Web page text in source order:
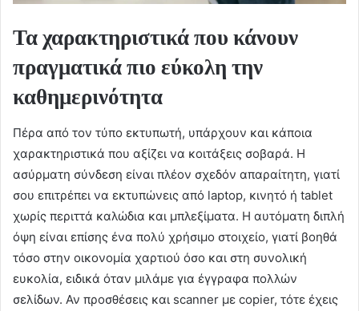
Τα χαρακτηριστικά που κάνουν
πραγματικά πιο εύκολη την
καθημερινότητα
Πέρα από τον τύπο εκτυπωτή, υπάρχουν και κάποια
χαρακτηριστικά που αξίζει να κοιτάξεις σοβαρά. Η
ασύρματη σύνδεση είναι πλέον σχεδόν απαραίτητη, γιατί
σου επιτρέπει να εκτυπώνεις από laptop, κινητό ή tablet
χωρίς περιττά καλώδια και μπλεξίματα. Η αυτόματη διπλή
όψη είναι επίσης ένα πολύ χρήσιμο στοιχείο, γιατί βοηθά
τόσο στην οικονομία χαρτιού όσο και στη συνολική
ευκολία, ειδικά όταν μιλάμε για έγγραφα πολλών
σελίδων. Αν προσθέσεις και scanner με copier, τότε έχεις